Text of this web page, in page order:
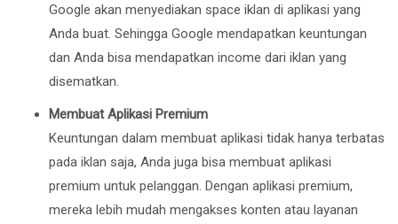
Google akan menyediakan space iklan di aplikasi yang
Anda buat. Sehingga Google mendapatkan keuntungan
dan Anda bisa mendapatkan income dari iklan yang
disematkan.
Membuat Aplikasi Premium
Keuntungan dalam membuat aplikasi tidak hanya terbatas
pada iklan saja, Anda juga bisa membuat aplikasi
premium untuk pelanggan. Dengan aplikasi premium,
mereka lebih mudah mengakses konten atau layanan